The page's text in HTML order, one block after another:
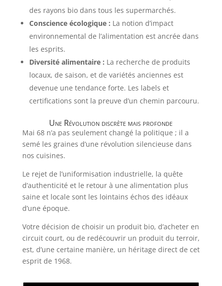
des rayons bio dans tous les supermarchés.
Conscience écologique : La notion d’impact
environnemental de l’alimentation est ancrée dans
les esprits.
Diversité alimentaire : La recherche de produits
locaux, de saison, et de variétés anciennes est
devenue une tendance forte. Les labels et
certifications sont la preuve d’un chemin parcouru.
Une Révolution discrète mais profonde
Mai 68 n’a pas seulement changé la politique ; il a
semé les graines d’une révolution silencieuse dans
nos cuisines.
Le rejet de l’uniformisation industrielle, la quête
d’authenticité et le retour à une alimentation plus
saine et locale sont les lointains échos des idéaux
d’une époque.
Votre décision de choisir un produit bio, d’acheter en
circuit court, ou de redécouvrir un produit du terroir,
est, d’une certaine manière, un héritage direct de cet
esprit de 1968.